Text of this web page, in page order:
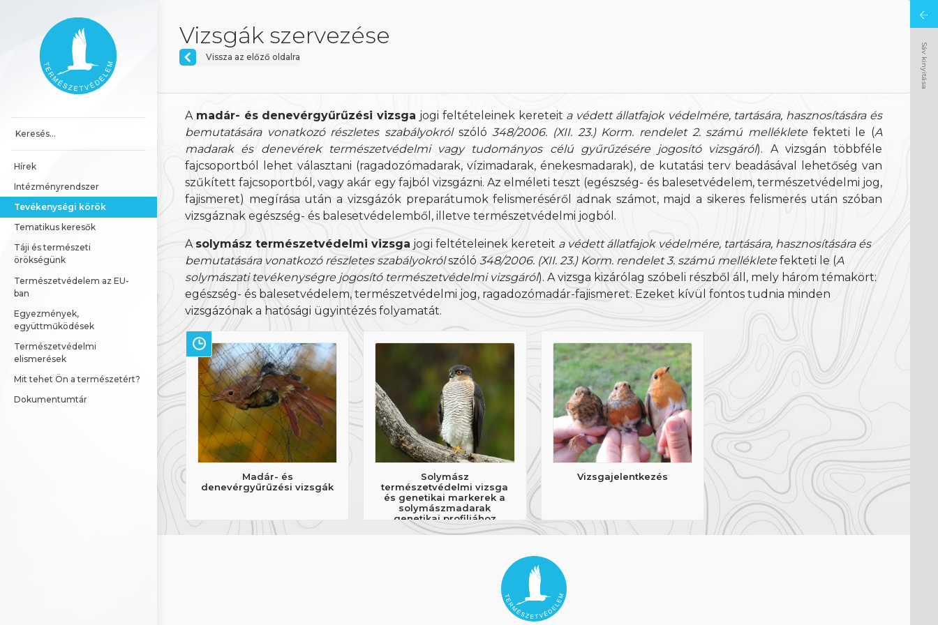
Főoldal
Hírek
Intézményrendszer
Tevékenységi körök
Tematikus keresők
Táji és természeti
örökségünk
Természetvédelem az EU-
ban
Egyezmények,
együttműködések
Természetvédelmi
elismerések
Mit tehet Ön a természetért?
Dokumentumtár
Vizsgák szervezése
Vissza az előző oldalra
A madár- és denevérgyűrűzési vizsga jogi feltételeinek kereteit a védett állatfajok védelmére, tartására, hasznosítására és
bemutatására vonatkozó részletes szabályokrólszóló348/2006. (XII. 23.) Korm. rendelet 2. számú mellékletefekteti le (A
madarak és denevérek természetvédelmi vagy tudományos célú gyűrűzésére jogosító vizsgáról). A vizsgán többféle
fajcsoportból lehet választani (ragadozómadarak, vízimadarak, énekesmadarak), de kutatási terv beadásával lehetőség van
szűkített fajcsoportból, vagy akár egy fajból vizsgázni. Az elméleti teszt (egészség- és balesetvédelem, természetvédelmi jog,
fajismeret) megírása után a vizsgázók preparátumok felismeréséről adnak számot, majd a sikeres felismerés után szóban
vizsgáznak egészség- és balesetvédelemből, illetve természetvédelmi jogból.
A solymász természetvédelmi vizsga jogi feltételeinek kereteit a védett állatfajok védelmére, tartására, hasznosítására és
bemutatására vonatkozó részletes szabályokrólszóló 348/2006. (XII. 23.) Korm. rendelet 3. számú melléklete fekteti le (A
solymászati tevékenységre jogosító természetvédelmi vizsgáról). A vizsga kizárólag szóbeli részből áll, mely három témakört:
egészség- és balesetvédelem, természetvédelmi jog, ragadozómadár-fajismeret. Ezeket kívül fontos tudnia minden
vizsgázónak a hatósági ügyintézés folyamatát.
Madár- és
denevérgyűrűzési vizsgák
Solymász
természetvédelmi vizsga
és genetikai markerek a
solymászmadarak
genetikai profiljához
Vizsgajelentkezés
Sáv kinyitása